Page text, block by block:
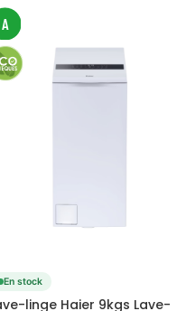
A
En stock
linge Haier 9kgs Lave-